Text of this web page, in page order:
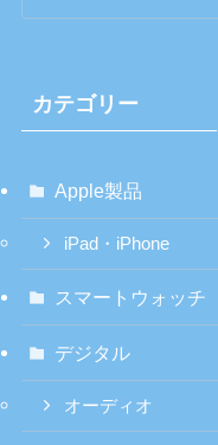
カテゴリー
Apple製品
iPad・iPhone
スマートウォッチ
デジタル
オーディオ